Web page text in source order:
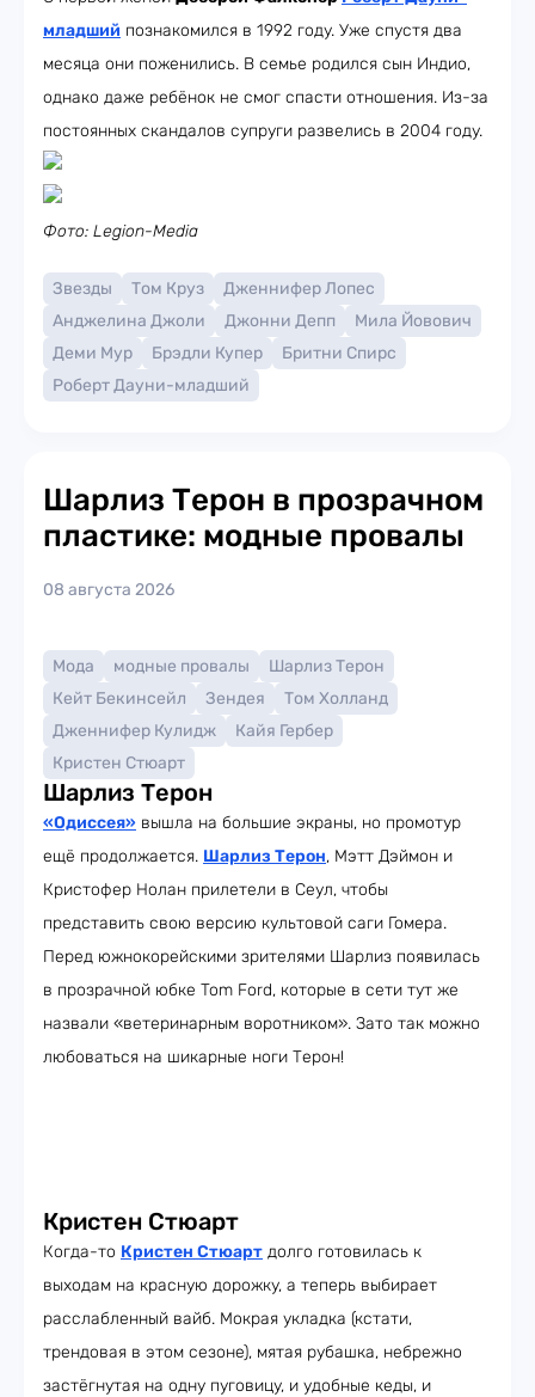
младший познакомился в 1992 году. Уже спустя два
месяца они поженились. В семье родился сын Индио,
однако даже ребёнок не смог спасти отношения. Из-за
постоянных скандалов супруги развелись в 2004 году.
Фото: Legion-Media
Звезды Том Круз
Дженнифер Лопес
Анджелина Джоли
Джонни Депп
Мила Йовович
Деми Мур
Брэдли Купер
Бритни Спирс
Роберт Дауни-младший
Шарлиз Терон в прозрачном
пластике: модные провалы
08 августа 2026
Мода модные провалы
Шарлиз Терон
Кейт Бекинсейл
Зендея
Том Холланд
Дженнифер Кулидж
Кайя Гербер
Кристен Стюарт
Шарлиз Терон
«Одиссея» вышла на большие экраны, но промотур
ещё продолжается. Шарлиз Терон, Мэтт Дэймон и
Кристофер Нолан прилетели в Сеул, чтобы
представить свою версию культовой саги Гомера.
Перед южнокорейскими зрителями Шарлиз появилась
в прозрачной юбке Tom Ford, которые в сети тут же
назвали «ветеринарным воротником». Зато так можно
любоваться на шикарные ноги Терон!
Кристен Стюарт
Когда-то Кристен Стюарт долго готовилась к
выходам на красную дорожку, а теперь выбирает
расслабленный вайб. Мокрая укладка (кстати,
трендовая в этом сезоне), мятая рубашка, небрежно
застёгнутая на одну пуговицу, и удобные кеды, и